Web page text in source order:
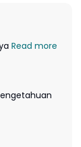
Read more